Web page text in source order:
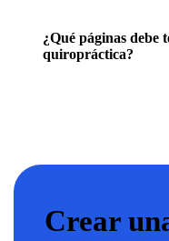
¿Qué páginas debe
quiropráctica?
Crear